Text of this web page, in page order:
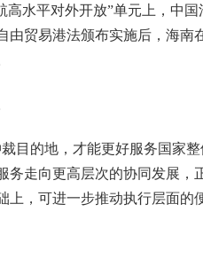
水平对外开放”单元上，中
由贸易港法颁布实施后，海南
的地，才能更好服务国家整
务走向更高层次的协同发展，
上，可进一步推动执行层面的